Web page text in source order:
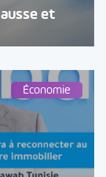
et
Économie